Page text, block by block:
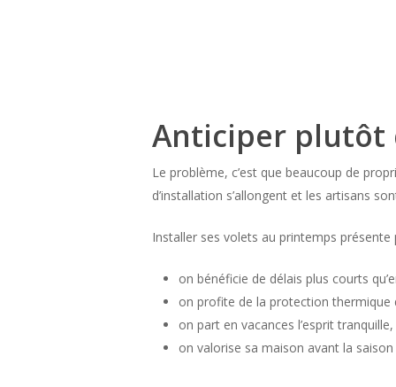
Anticiper plutôt
Le problème, c’est que beaucoup de
d’installation s’allongent et les artisans
Installer ses volets au printemps présente
on bénéficie de délais plus courts
on profite de la protection thermique
on part en vacances l’esprit tranquille,
on valorise sa maison avant la